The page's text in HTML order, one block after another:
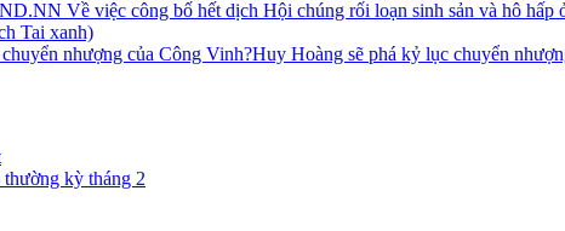
Tai xanh)
Huy Hoàng sẽ phá kỷ lục chuyển
kỳ tháng 2